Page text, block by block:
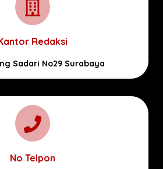
Redaksi
Sadari No29 Surabaya
No Telpon